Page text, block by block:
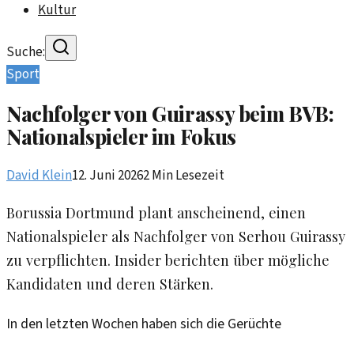
Kultur
Suche:
Sport
Nachfolger von Guirassy beim BVB:
Nationalspieler im Fokus
David Klein12. Juni 20262Min Lesezeit
Borussia Dortmund plant anscheinend, einen
Nationalspieler als Nachfolger von Serhou Guirassy
zu verpflichten. Insider berichten über mögliche
Kandidaten und deren Stärken.
In den letzten Wochen haben sich die Gerüchte